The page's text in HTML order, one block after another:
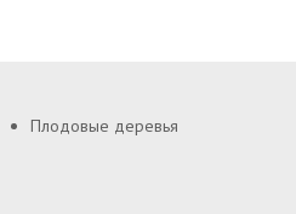
Плодовые деревья